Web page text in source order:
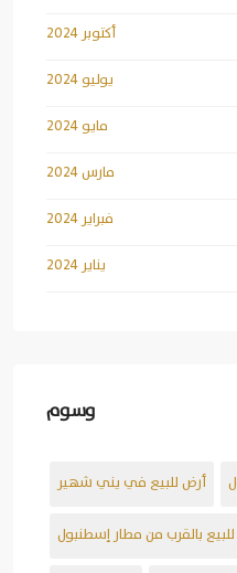
أكتوبر 2024
يوليو 2024
مايو 2024
مارس 2024
فبراير 2024
يناير 2024
وسوم
أرض للبيع في يني شهير
بالقرب من مطار إسطنبول